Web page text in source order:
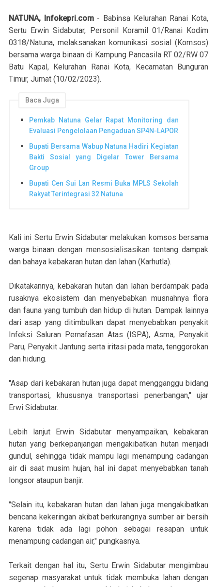
NATUNA, Infokepri.com- Babinsa Kelurahan Ranai Kota,
Sertu Erwin Sidabutar, Personil Koramil 01/Ranai Kodim
0318/Natuna, melaksanakan komunikasi sosial (Komsos)
bersama warga binaan di Kampung Pancasila RT 02/RW 07
Batu Kapal, Kelurahan Ranai Kota, Kecamatan Bunguran
Timur, Jumat (10/02/2023).
Baca Juga
Pemkab Natuna Gelar Rapat Monitoring dan
Evaluasi Pengelolaan Pengaduan SP4N-LAPOR
Bupati Bersama Wabup Natuna Hadiri Kegiatan
Bakti Sosial yang Digelar Tower Bersama
Group
Bupati Cen Sui Lan Resmi Buka MPLS Sekolah
Rakyat Terintegrasi 32 Natuna
Kali ini Sertu Erwin Sidabutar melakukan komsos bersama
warga binaan dengan mensosialisasikan tentang dampak
dan bahaya kebakaran hutan dan lahan (Karhutla).
Dikatakannya, kebakaran hutan dan lahan berdampak pada
rusaknya ekosistem dan menyebabkan musnahnya flora
dan fauna yang tumbuh dan hidup di hutan. Dampak lainnya
dari asap yang ditimbulkan dapat menyebabkan penyakit
Infeksi Saluran Pernafasan Atas (ISPA), Asma, Penyakit
Paru, Penyakit Jantung serta iritasi pada mata, tenggorokan
dan hidung.
"Asap dari kebakaran hutan juga dapat mengganggu bidang
transportasi, khususnya transportasi penerbangan," ujar
Erwi Sidabutar.
Lebih lanjut Erwin Sidabutar menyampaikan, kebakaran
hutan yang berkepanjangan mengakibatkan hutan menjadi
gundul, sehingga tidak mampu lagi menampung cadangan
air di saat musim hujan, hal ini dapat menyebabkan tanah
longsor ataupun banjir.
"Selain itu, kebakaran hutan dan lahan juga mengakibatkan
bencana kekeringan akibat berkurangnya sumber air bersih
karena tidak ada lagi pohon sebagai resapan untuk
menampung cadangan air," pungkasnya.
Terkait dengan hal itu, Sertu Erwin Sidabutar mengimbau
segenap masyarakat untuk tidak membuka lahan dengan